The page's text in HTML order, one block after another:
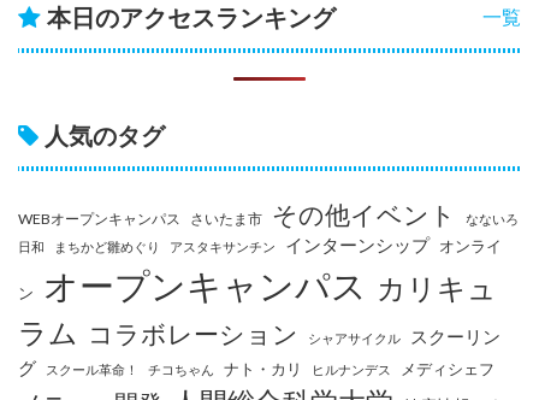
一覧
本日のアクセスランキング
人気のタグ
WEBオープンキャンパス さいたま市 その他イベント
なないろ
日和
まちかど雛めぐり アスタキサンチン インターンシップ オンライ
ン オープンキャンパス カリキュ
ラム コラボレーション シャアサイクル
スクーリン
グ
スクール革命！ チコちゃん ナト・カリ ヒルナンデス メディシェフ